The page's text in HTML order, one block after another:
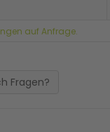
auf Anfrage.
Fragen?